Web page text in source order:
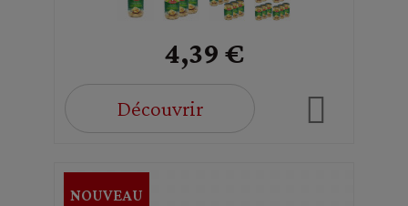
4,39 €
Découvrir
NOUVEAU